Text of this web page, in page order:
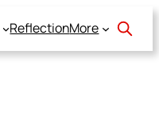
ReflectionMore